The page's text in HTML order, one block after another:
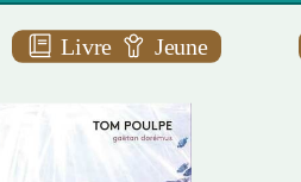
Livre Jeune
Tom poulpe
Gaëtan